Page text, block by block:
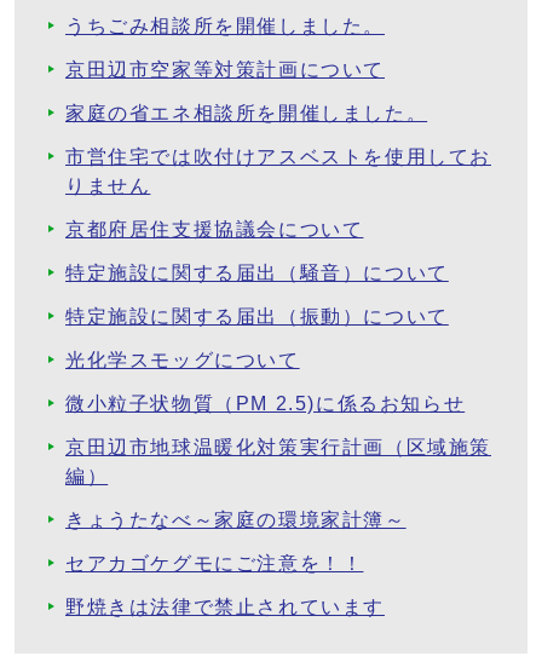
うちごみ相談所を開催しました。
京田辺市空家等対策計画について
家庭の省エネ相談所を開催しました。
市営住宅では吹付けアスベストを使用してお
りません
京都府居住支援協議会について
特定施設に関する届出（騒音）について
特定施設に関する届出（振動）について
光化学スモッグについて
微小粒子状物質（PM 2.5)に係るお知らせ
京田辺市地球温暖化対策実行計画（区域施策
編）
きょうたなべ～家庭の環境家計簿～
セアカゴケグモにご注意を！！
野焼きは法律で禁止されています